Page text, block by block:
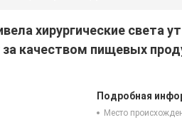
хирургические света
за качеством пищевых
Подробная
Место